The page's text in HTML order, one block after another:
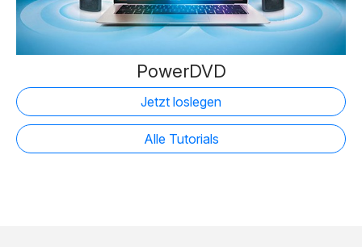
PowerDVD
Jetzt loslegen
Alle Tutorials